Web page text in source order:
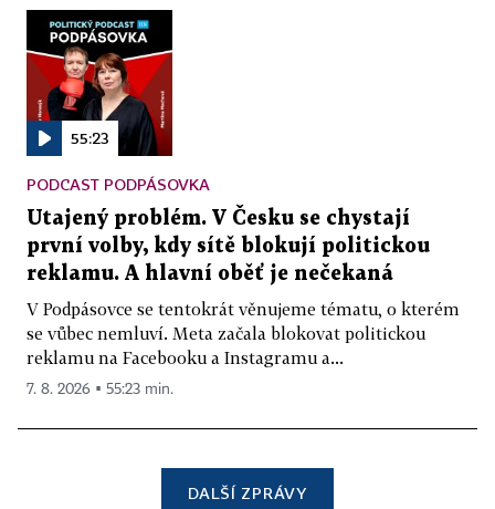
55:23
PODCAST PODPÁSOVKA
Utajený problém. V Česku se chystají
první volby, kdy sítě blokují politickou
reklamu. A hlavní oběť je nečekaná
V Podpásovce se tentokrát věnujeme tématu, o kterém
se vůbec nemluví. Meta začala blokovat politickou
reklamu na Facebooku a Instagramu a...
7. 8. 2026 ▪ 55:23 min.
DALŠÍ ZPRÁVY